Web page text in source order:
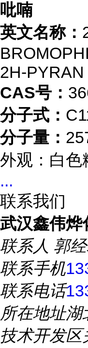
吡喃
英文名称：
2H-PYRAN
CAS号：
分子式：
分子量：
外观：白色
...
联系我们
武汉鑫伟烨
联系人 郭
联系手机
联系电话
所在地址湖
技术开发